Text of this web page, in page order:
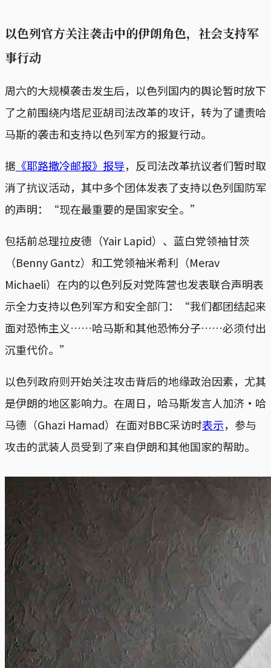
以色列官方关注袭击中的伊朗角色，社会支持军
事行动
周六的大规模袭击发生后，以色列国内的舆论暂时放下
了之前围绕内塔尼亚胡司法改革的攻讦，转为了谴责哈
马斯的袭击和支持以色列军方的报复行动。
据 《耶路撒冷邮报》报导，反司法改革抗议者们暂时取
消了抗议活动，其中多个团体发表了支持以色列国防军
的声明：“现在最重要的是国家安全。”
包括前总理拉皮德（Yair Lapid）、蓝白党领袖甘茨
（Benny Gantz）和工党领袖米希利（Merav
Michaeli）在内的以色列反对党阵营也发表联合声明表
示全力支持以色列军方和安全部门：“我们都团结起来
面对恐怖主义……哈马斯和其他恐怖分子……必须付出
沉重代价。”
以色列政府则开始关注攻击背后的地缘政治因素，尤其
是伊朗的地区影响力。在周日，哈马斯发言人加济·哈
马德（Ghazi Hamad）在面对BBC采访时表示，参与
攻击的武装人员受到了来自伊朗和其他国家的帮助。